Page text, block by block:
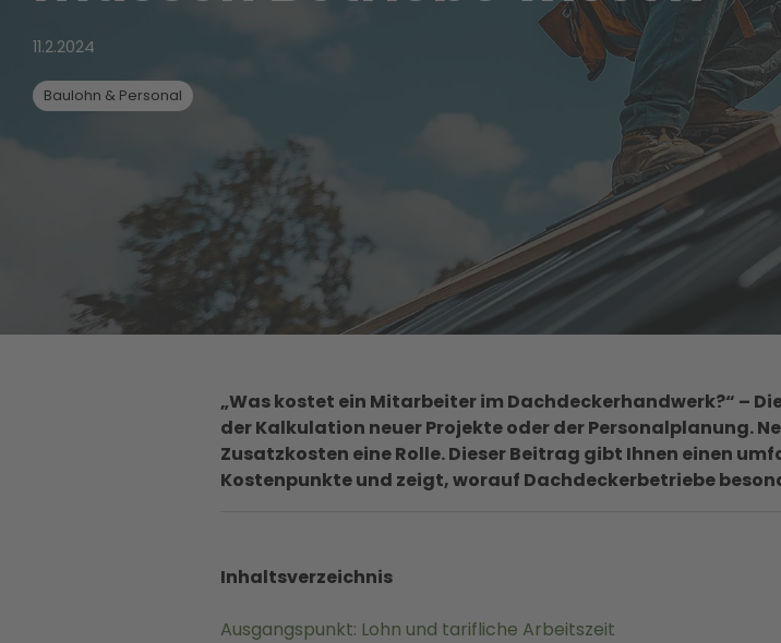
11.2.2024
Baulohn & Personal
„Was kostet ein Mitarbeiter im Dachdeckerhandwerk?“ –
der Kalkulation neuer Projekte oder der Personalplanung.
Zusatzkosten eine Rolle. Dieser Beitrag gibt Ihnen einen
Kostenpunkte und zeigt, worauf Dachdeckerbetriebe
Inhaltsverzeichnis
Ausgangspunkt: Lohn und tarifliche Arbeitszeit